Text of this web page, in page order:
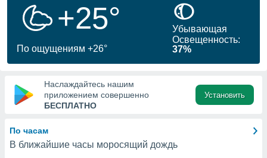
Вы можете
к этому
доступ
+25°
По ощущениям +26°
Убывающая
Освещенность:
37%
Наслаждайтесь нашим
приложением совершенно
БЕСПЛАТНО
Установить
По часам
В ближайшие часы моросящий дождь